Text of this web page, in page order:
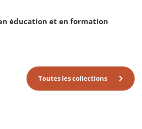
éducation et en formation
Toutes les collections